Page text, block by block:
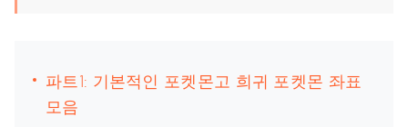
파트1: 기본적인 포켓몬고 희귀 포켓몬 좌표
모음